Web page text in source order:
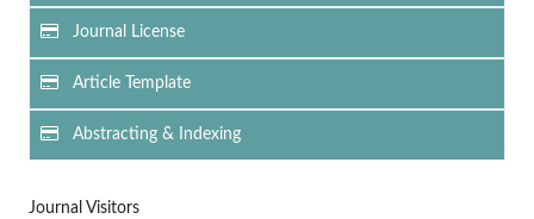
Journal License
Article Template
Abstracting & Indexing
Journal Visitors